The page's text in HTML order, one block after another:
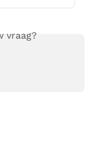
vraag?